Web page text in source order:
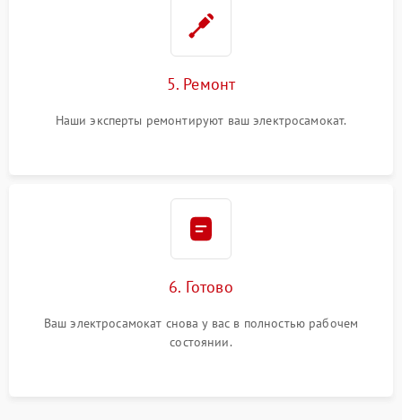
5. Ремонт
Наши эксперты ремонтируют ваш электросамокат.
6. Готово
Ваш электросамокат снова у вас в полностью рабочем
состоянии.